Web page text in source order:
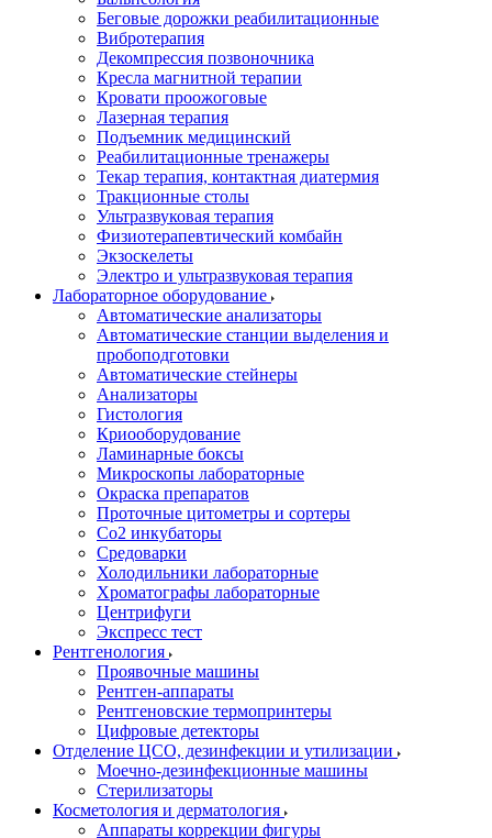
Беговые дорожки реабилитационные
Вибротерапия
Декомпрессия позвоночника
Кресла магнитной терапии
Кровати проожоговые
Лазерная терапия
Подъемник медицинский
Реабилитационные тренажеры
Текар терапия, контактная диатермия
Тракционные столы
Ультразвуковая терапия
Физиотерапевтический комбайн
Экзоскелеты
Электро и ультразвуковая терапия
Лабораторное оборудование
Автоматические анализаторы
Автоматические станции выделения и
пробоподготовки
Автоматические стейнеры
Анализаторы
Гистология
Криооборудование
Ламинарные боксы
Микроскопы лабораторные
Окраска препаратов
Проточные цитометры и сортеры
Со2 инкубаторы
Средоварки
Холодильники лабораторные
Хроматографы лабораторные
Центрифуги
Экспресс тест
Рентгенология
Проявочные машины
Рентген-аппараты
Рентгеновские термопринтеры
Цифровые детекторы
Отделение ЦСО, дезинфекции и утилизации
Моечно-дезинфекционные машины
Стерилизаторы
Косметология и дерматология
Аппараты коррекции фигуры